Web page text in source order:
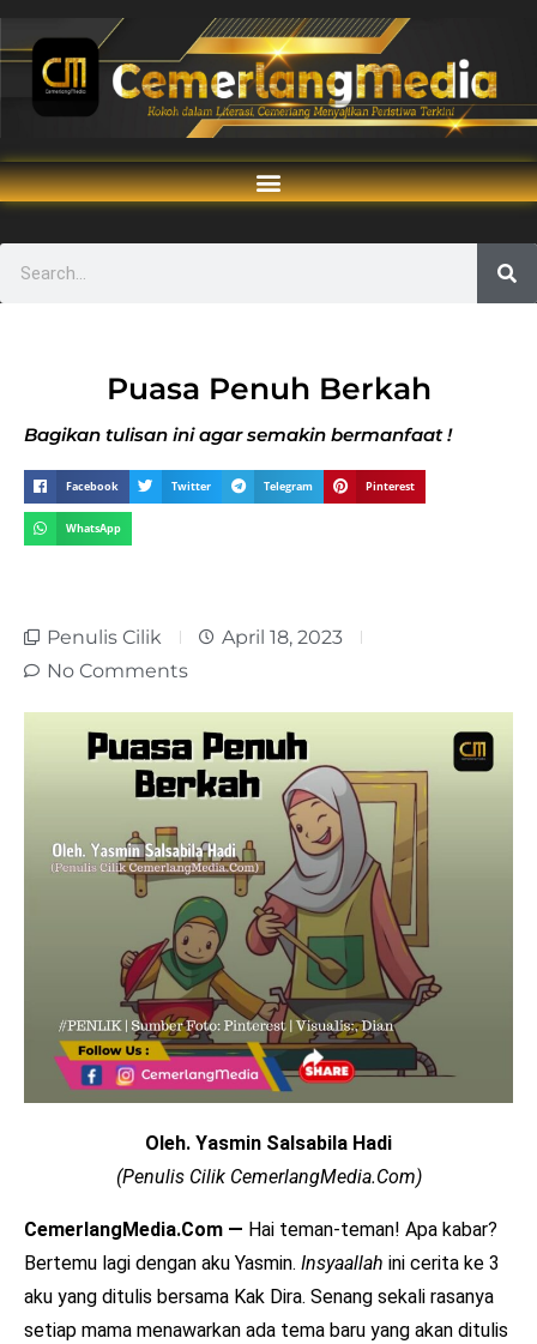
Puasa Penuh Berkah
Bagikan tulisan ini agar semakin bermanfaat !
Facebook Twitter Telegram Pinterest
WhatsApp
Penulis Cilik
April 18, 2023
No Comments
Oleh. Yasmin Salsabila Hadi
(Penulis Cilik CemerlangMedia.Com)
CemerlangMedia.Com — Hai teman-teman! Apa kabar?
Bertemu lagi dengan aku Yasmin. Insyaallah ini cerita ke 3
aku yang ditulis bersama Kak Dira. Senang sekali rasanya
setiap mama menawarkan ada tema baru yang akan ditulis